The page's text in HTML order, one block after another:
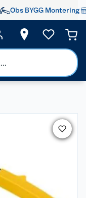
Obs BYGG Montering